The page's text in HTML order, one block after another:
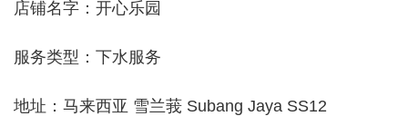
店铺名字：开心乐园
服务类型：下水服务
地址：马来西亚 雪兰莪 Subang Jaya SS12